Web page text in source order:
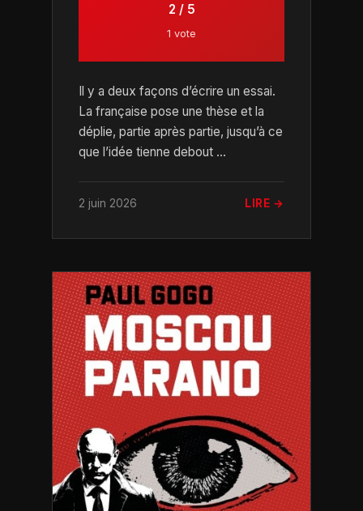
2 / 5
1 vote
Il y a deux façons d’écrire un essai.
La française pose une thèse et la
déplie, partie après partie, jusqu’à ce
que l’idée tienne debout ...
2 juin 2026 LIRE →